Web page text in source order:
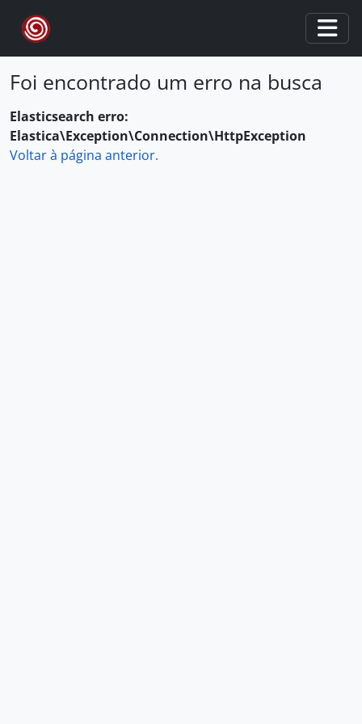
Skip to main content
Foi encontrado um erro na busca
Elasticsearch erro:
Elastica\Exception\Connection\HttpException
Voltar à página anterior.